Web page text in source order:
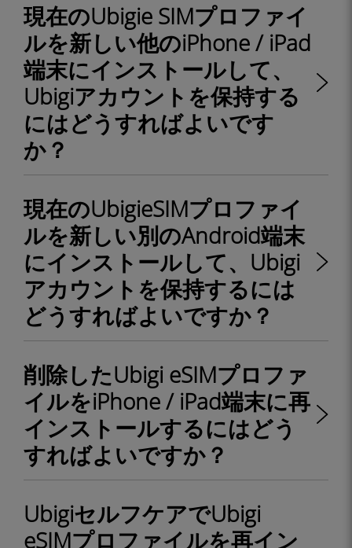
現在のUbigie SIMプロファイ
ルを新しい他のiPhone / iPad
端末にインストールして、
Ubigiアカウントを保持する
にはどうすればよいです
か？
現在のUbigieSIMプロファイ
ルを新しい別のAndroid端末
にインストールして、Ubigi
アカウントを保持するには
どうすればよいですか？
削除したUbigi eSIMプロファ
イルをiPhone / iPad端末に再
インストールするにはどう
すればよいですか？
UbigiセルフケアでUbigi
eSIMプロファイルを再イン